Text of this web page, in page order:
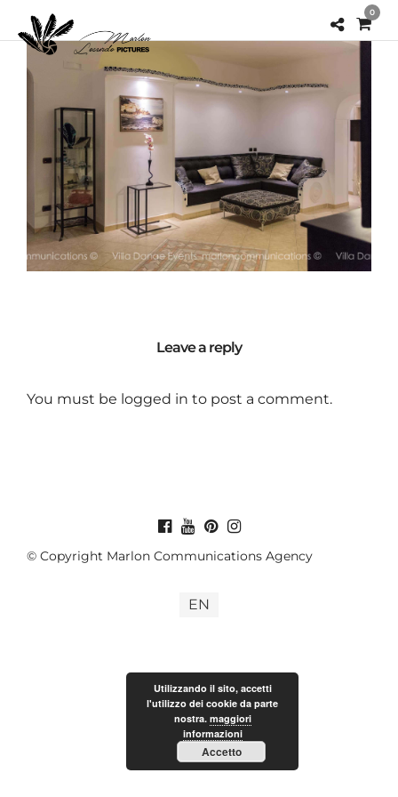
0
Leave a reply
You must be logged in to post a comment.
© Copyright Marlon Communications Agency
EN
Utilizzando il sito, accetti
l'utilizzo dei cookie da parte
nostra. maggiori
informazioni
Accetto